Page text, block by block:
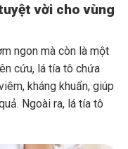
vời cho vùng
ngon mà còn là một
cứu, lá tía tô chứa
kháng khuẩn, giúp
Ngoài ra, lá tía tô